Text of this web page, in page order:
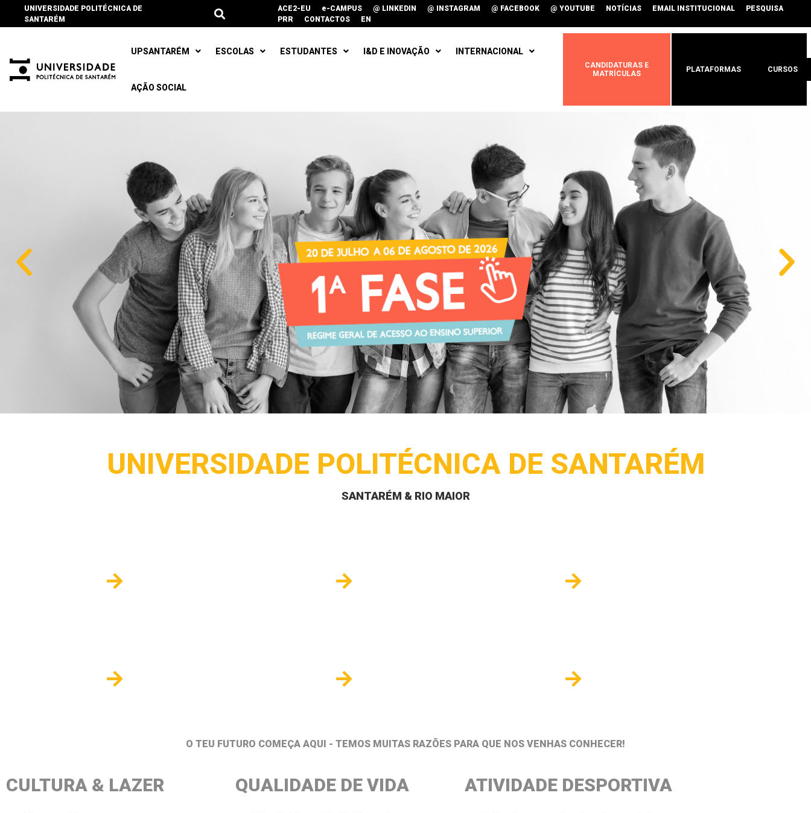
UNIVERSIDADE POLITÉCNICA DE
SANTARÉM
ACE2-EU e-CAMPUS @ LINKEDIN @ INSTAGRAM @ FACEBOOK @ YOUTUBE NOTÍCIAS EMAIL INSTITUCIONAL
PESQUISA
PRR
CONTACTOS EN
UPSANTARÉM ESCOLAS ESTUDANTES I&D E INOVAÇÃO INTERNACIONAL
AÇÃO SOCIAL
CANDIDATURAS E
MATRÍCULAS
PLATAFORMAS CURSOS
UNIVERSIDADE POLITÉCNICA DE SANTARÉM
SANTARÉM & RIO MAIOR
O TEU FUTURO COMEÇA AQUI - TEMOS MUITAS RAZÕES PARA QUE NOS VENHAS CONHECER!
CULTURA & LAZER QUALIDADE DE VIDA ATIVIDADE DESPORTIVA